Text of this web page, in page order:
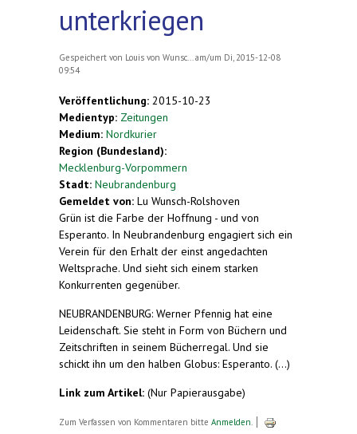
unterkriegen
Gespeichert von Louis von Wunsc...
am/um Di, 2015-12-08
09:54
Veröffentlichung: 2015-10-23
Medientyp: Zeitungen
Medium: Nordkurier
Region (Bundesland):
Mecklenburg-Vorpommern
Stadt: Neubrandenburg
Gemeldet von: Lu Wunsch-Rolshoven
Grün ist die Farbe der Hoffnung - und von
Esperanto. In Neubrandenburg engagiert sich ein
Verein für den Erhalt der einst angedachten
Weltsprache. Und sieht sich einem starken
Konkurrenten gegenüber.
NEUBRANDENBURG: Werner Pfennig hat eine
Leidenschaft. Sie steht in Form von Büchern und
Zeitschriften in seinem Bücherregal. Und sie
schickt ihn um den halben Globus: Esperanto. (...)
Link zum Artikel: (Nur Papierausgabe)
Zum Verfassen von Kommentaren bitte Anmelden